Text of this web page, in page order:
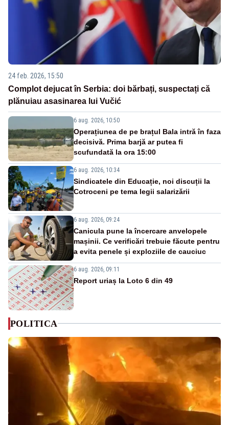
24 feb. 2026, 15:50
Complot dejucat în Serbia: doi bărbați, suspectați că
plănuiau asasinarea lui Vučić
6 aug. 2026, 10:50
Operațiunea de pe brațul Bala intră în faza
decisivă. Prima barjă ar putea fi
scufundată la ora 15:00
6 aug. 2026, 10:34
Sindicatele din Educație, noi discuții la
Cotroceni pe tema legii salarizării
6 aug. 2026, 09:24
Canicula pune la încercare anvelopele
mașinii. Ce verificări trebuie făcute pentru
a evita penele și exploziile de cauciuc
6 aug. 2026, 09:11
Report uriaș la Loto 6 din 49
POLITICA